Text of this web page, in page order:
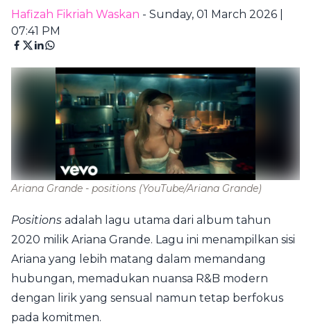
Hafizah Fikriah Waskan - Sunday, 01 March 2026 |
07:41 PM
Ariana Grande - positions (YouTube/Ariana Grande)
Positions adalah lagu utama dari album tahun
2020 milik Ariana Grande. Lagu ini menampilkan sisi
Ariana yang lebih matang dalam memandang
hubungan, memadukan nuansa R&B modern
dengan lirik yang sensual namun tetap berfokus
pada komitmen.